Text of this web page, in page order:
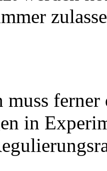
fer­ner
in